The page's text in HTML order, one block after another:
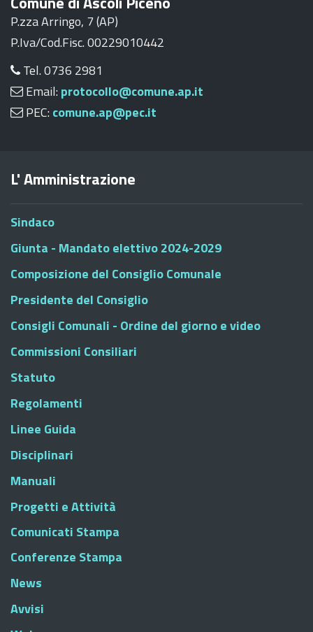
P.zza Arringo, 7 (AP)
P.Iva/Cod.Fisc. 00229010442
Tel. 0736 2981
Email: protocollo@comune.ap.it
PEC: comune.ap@pec.it
L' Amministrazione
Sindaco
Giunta - Mandato elettivo 2024-2029
Composizione del Consiglio Comunale
Presidente del Consiglio
Consigli Comunali - Ordine del giorno e video
Commissioni Consiliari
Statuto
Regolamenti
Linee Guida
Disciplinari
Manuali
Progetti e Attività
Comunicati Stampa
Conferenze Stampa
News
Avvisi